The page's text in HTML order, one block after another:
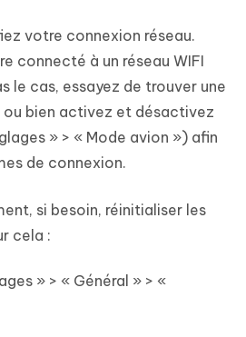
votre connexion réseau.
connecté à un réseau WIFI
le cas, essayez de trouver une
ou bien activez et désactivez
» > « Mode avion ») afin
de connexion.
si besoin, réinitialiser les
cela :
» > « Général » > «